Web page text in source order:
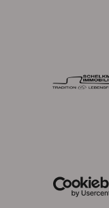
Powered by